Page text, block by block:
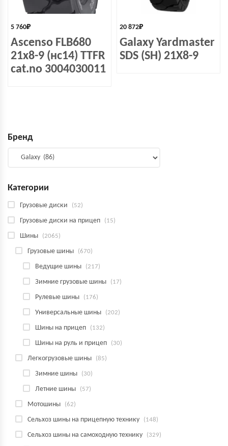
5 760₽
Ascenso FLB680
21x8-9 (нс14) TTFR
cat.no 3004030011
20 872₽
Galaxy Yardmaster
SDS (SH) 21X8-9
Бренд
Категории
Грузовые диски (52)
Грузовые диски на прицеп (15)
Шины (2065)
Грузовые шины (670)
Ведущие шины (217)
Зимние грузовые шины (17)
Рулевые шины (176)
Универсальные шины (202)
Шины на прицеп (132)
Шины на руль и прицеп (30)
Легкогрузовые шины (85)
Зимние шины (30)
Летние шины (57)
Мотошины (62)
Сельхоз шины на прицепную технику (148)
Сельхоз шины на самоходную технику (329)